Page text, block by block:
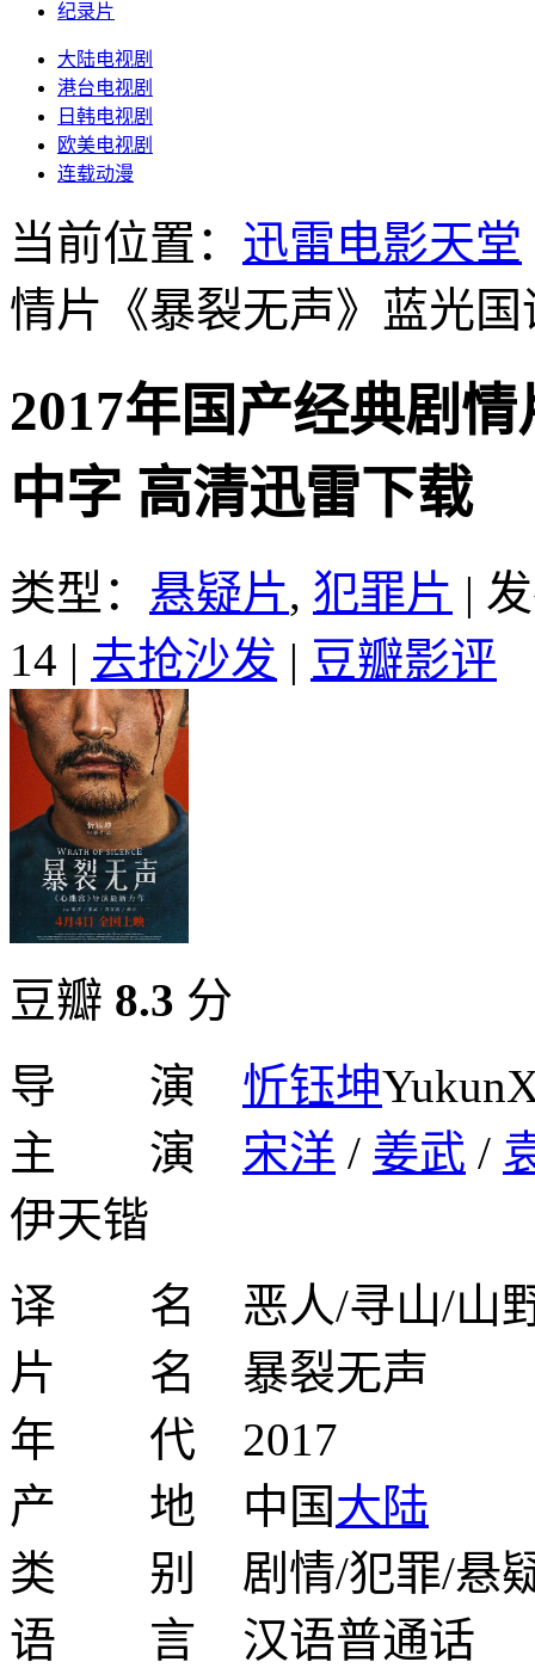
纪录片
大陆电视剧
港台电视剧
日韩电视剧
欧美电视剧
连载动漫
当前位置： 迅雷电影天堂
情片《暴裂无声》蓝光国
2017年国产经典剧
中字 高清迅雷下载
类型： 悬疑片, 犯罪片 |
14 | 去抢沙发 | 豆瓣影评
豆瓣 8.3 分
导 演 忻钰坤
主 演 宋洋 / 姜武 /
伊天锴
译 名 恶人/寻山/山野
片 名 暴裂无声
年 代 2017
产 地 中国大陆
类 别 剧情/犯罪/悬
语 言 汉语普通话